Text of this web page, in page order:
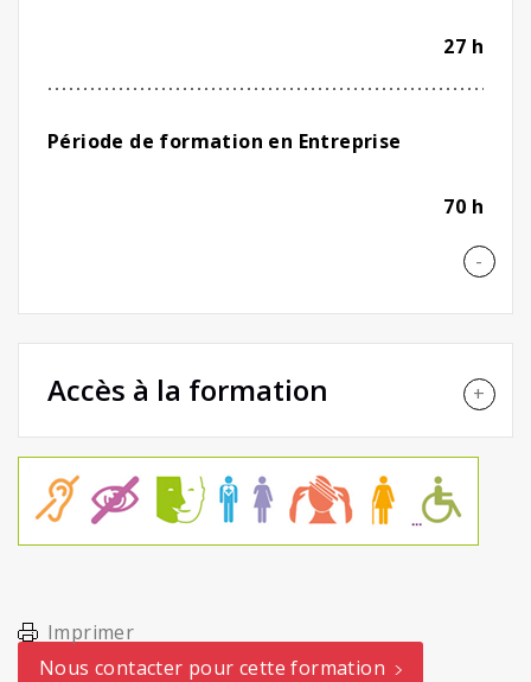
27 h
Période de formation en Entreprise
70 h
Accès à la formation
Imprimer
Nous contacter pour cette formation